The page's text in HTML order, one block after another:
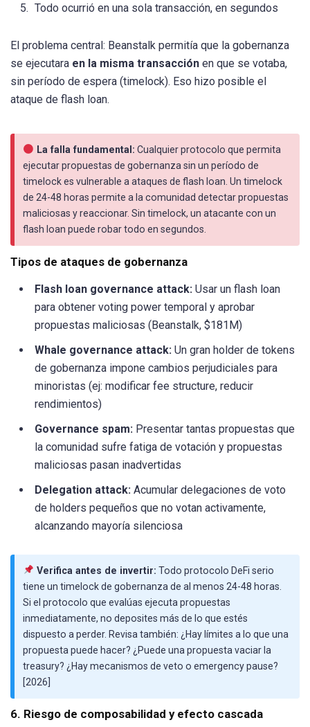
Todo ocurrió en una sola transacción, en segundos
El problema central: Beanstalk permitía que la gobernanza
se ejecutara en la misma transacción en que se votaba,
sin período de espera (timelock). Eso hizo posible el
ataque de flash loan.
La falla fundamental: Cualquier protocolo que permita
ejecutar propuestas de gobernanza sin un período de
timelock es vulnerable a ataques de flash loan. Un timelock
de 24-48 horas permite a la comunidad detectar propuestas
maliciosas y reaccionar. Sin timelock, un atacante con un
flash loan puede robar todo en segundos.
Tipos de ataques de gobernanza
Flash loan governance attack: Usar un flash loan
para obtener voting power temporal y aprobar
propuestas maliciosas (Beanstalk, $181M)
Whale governance attack: Un gran holder de tokens
de gobernanza impone cambios perjudiciales para
minoristas (ej: modificar fee structure, reducir
rendimientos)
Governance spam: Presentar tantas propuestas que
la comunidad sufre fatiga de votación y propuestas
maliciosas pasan inadvertidas
Delegation attack: Acumular delegaciones de voto
de holders pequeños que no votan activamente,
alcanzando mayoría silenciosa
Verifica antes de invertir: Todo protocolo DeFi serio
tiene un timelock de gobernanza de al menos 24-48 horas.
Si el protocolo que evalúas ejecuta propuestas
inmediatamente, no deposites más de lo que estés
dispuesto a perder. Revisa también: ¿Hay límites a lo que una
propuesta puede hacer? ¿Puede una propuesta vaciar la
treasury? ¿Hay mecanismos de veto o emergency pause?
[2026]
6. Riesgo de composabilidad y efecto cascada